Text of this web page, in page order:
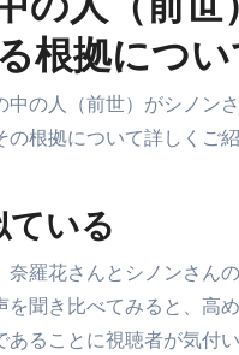
根拠につい
中の人（前世）がシノン
の根拠について詳しくご
いる
奈羅花さんとシノンさん
を聞き比べてみると、高
あることに視聴者が気付い